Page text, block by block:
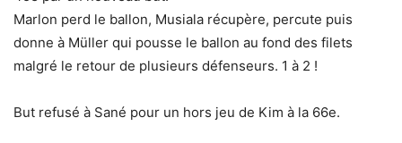
Marlon perd le ballon, Musiala récupère, percute puis
donne à Müller qui pousse le ballon au fond des filets
malgré le retour de plusieurs défenseurs. 1 à 2 !
But refusé à Sané pour un hors jeu de Kim à la 66e.